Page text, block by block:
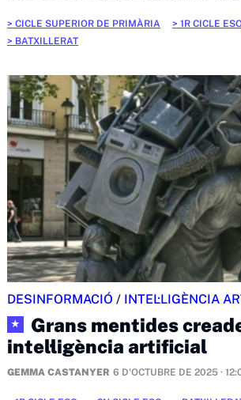
CICLE SUPERIOR DE PRIMÀRIA 1R CICLE
BATXILLERAT
DESINFORMACIÓ / INTEL·LIGÈNCIA
★
Grans mentides
intel·ligència artificial
GEMMA CASTANYER 6 D'OCTUBRE DE 2025 ·